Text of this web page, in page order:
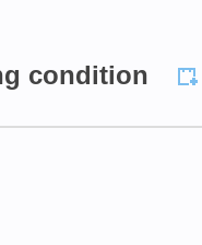
condition